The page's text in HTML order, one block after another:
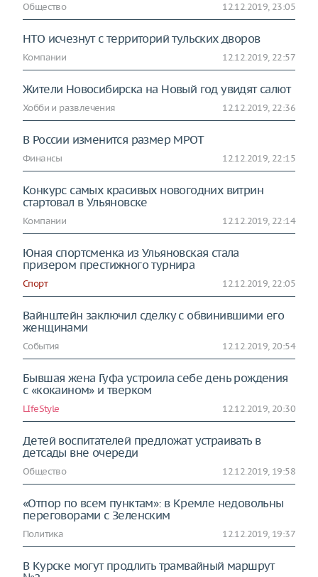
Общество 12.12.2019, 23:05
НТО исчезнут с территорий тульских дворов
Компании 12.12.2019, 22:57
Жители Новосибирска на Новый год увидят салют
Хобби и развлечения 12.12.2019, 22:36
В России изменится размер МРОТ
Финансы 12.12.2019, 22:15
Конкурс самых красивых новогодних витрин
стартовал в Ульяновске
Компании 12.12.2019, 22:14
Юная спортсменка из Ульяновская стала
призером престижного турнира
Спорт 12.12.2019, 22:05
Вайнштейн заключил сделку с обвинившими его
женщинами
События 12.12.2019, 20:54
Бывшая жена Гуфа устроила себе день рождения
с «кокаином» и тверком
LIfeStyle 12.12.2019, 20:30
Детей воспитателей предложат устраивать в
детсады вне очереди
Общество 12.12.2019, 19:58
«Отпор по всем пунктам»: в Кремле недовольны
переговорами с Зеленским
Политика 12.12.2019, 19:37
В Курске могут продлить трамвайный маршрут